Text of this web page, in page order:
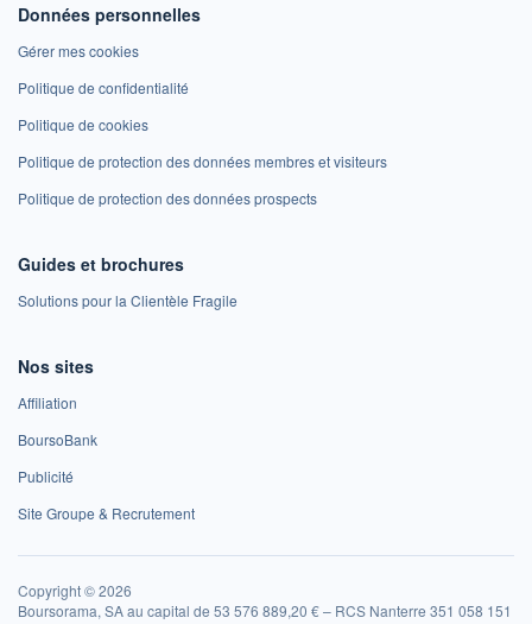
Données personnelles
Gérer mes cookies
Politique de confidentialité
Politique de cookies
Politique de protection des données membres et visiteurs
Politique de protection des données prospects
Guides et brochures
Solutions pour la Clientèle Fragile
Nos sites
Affiliation
BoursoBank
Publicité
Site Groupe & Recrutement
Copyright © 2026
Boursorama, SA au capital de 53 576 889,20 € – RCS Nanterre 351 058 151